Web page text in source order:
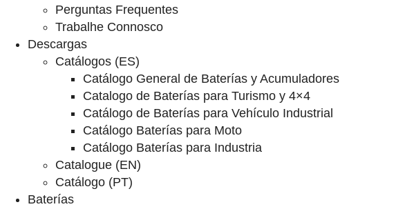
Perguntas Frequentes
Trabalhe Connosco
Descargas
Catálogos (ES)
Catálogo General de Baterías y Acumuladores
Catalogo de Baterías para Turismo y 4×4
Catálogo de Baterías para Vehículo Industrial
Catálogo Baterías para Moto
Catálogo Baterías para Industria
Catalogue (EN)
Catálogo (PT)
Baterías